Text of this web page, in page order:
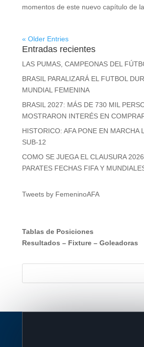
momentos de este nuevo capítulo de
« Older Entries
Entradas recientes
LAS PUMAS, CAMPEONAS DEL
BRASIL PARALIZARÁ EL FUTBOL
MUNDIAL FEMENINA
BRASIL 2027: MÁS DE 730 MIL
MOSTRARON INTERÉS EN
HISTORICO: AFA PONE EN MARCHA
SUB-12
COMO SE JUEGA EL CLAUSURA
PARATES FECHAS FIFA Y
Tweets by FemeninoAFA
Tablas de Posiciones
Resultados – Fixture– Goleadoras